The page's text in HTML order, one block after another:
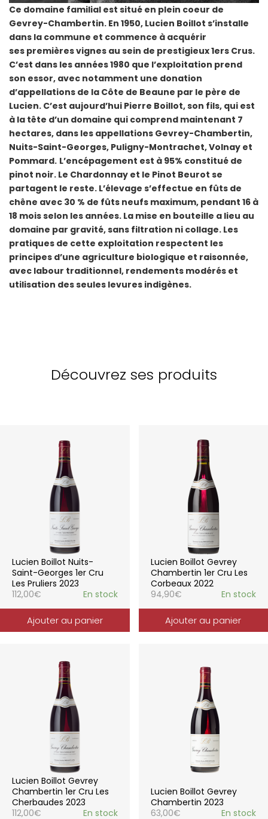
Ce domaine familial est situé en plein coeur de
Gevrey-Chambertin. En 1950, Lucien Boillot s’installe
dans la commune et commence à acquérir
ses premières vignes au sein de prestigieux 1ers Crus.
C’est dans les années 1980 que l’exploitation prend
son essor, avec notamment une donation
d’appellations de la Côte de Beaune par le père de
Lucien. C’est aujourd’hui Pierre Boillot, son fils, qui est
à la tête d’un domaine qui comprend maintenant 7
hectares, dans les appellations Gevrey-Chambertin,
Nuits-Saint-Georges, Puligny-Montrachet, Volnay et
Pommard. L’encépagement est à 95% constitué de
pinot noir. Le Chardonnay et le Pinot Beurot se
partagent le reste. L’élevage s’effectue en fûts de
chêne avec 30 % de fûts neufs maximum, pendant 16 à
18 mois selon les années. La mise en bouteille a lieu au
domaine par gravité, sans filtration ni collage. Les
pratiques de cette exploitation respectent les
principes d’une agriculture biologique et raisonnée,
avec labour traditionnel, rendements modérés et
utilisation des seules levures indigènes.
Découvrez ses produits
Lucien Boillot Nuits-
Saint-Georges 1er Cru
Les Pruliers 2023
112,00€ En stock
Ajouter au panier
Lucien Boillot Gevrey
Chambertin 1er Cru Les
Corbeaux 2022
94,90€ En stock
Ajouter au panier
Lucien Boillot Gevrey
Chambertin 1er Cru Les
Cherbaudes 2023
112,00€ En stock
Lucien Boillot Gevrey
Chambertin 2023
63,00€ En stock